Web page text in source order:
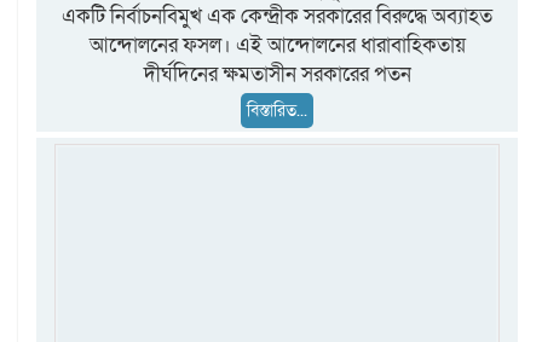
একটি নির্বাচনবিমুখ এক কেন্দ্রীক সরকারের বিরুদ্ধে অব্যাহত
আন্দোলনের ফসল। এই আন্দোলনের ধারাবাহিকতায়
দীর্ঘদিনের ক্ষমতাসীন সরকারের পতন
বিস্তারিত...